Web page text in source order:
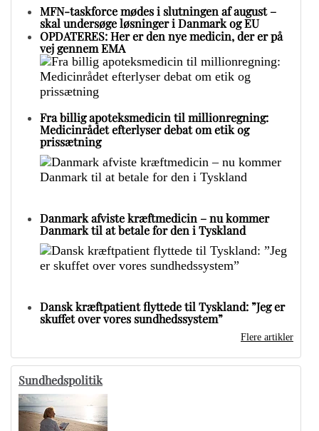
MFN-taskforce mødes i slutningen af august –
skal undersøge løsninger i Danmark og EU
OPDATERES: Her er den nye medicin, der er på
vej gennem EMA
Fra billig apoteksmedicin til millionregning:
Medicinrådet efterlyser debat om etik og
prissætning
Danmark afviste kræftmedicin – nu kommer
Danmark til at betale for den i Tyskland
Dansk kræftpatient flyttede til Tyskland: ”Jeg er
skuffet over vores sundhedssystem”
Flere artikler
Sundhedspolitik